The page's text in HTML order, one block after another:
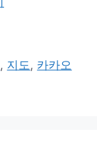
, 지도 , 카카오